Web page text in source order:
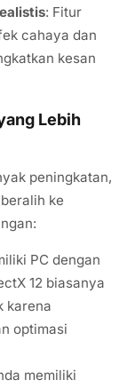
: Fitur
cahaya dan
kesan
Lebih
peningkatan,
ke
PC dengan
12 biasanya
karena
optimasi
memiliki